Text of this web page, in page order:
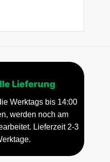
Lieferung
Werktags bis 14:00
werden noch am
Lieferzeit 2-3